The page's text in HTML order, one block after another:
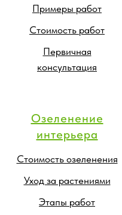
Примеры работ
Стоимость работ
Первичная
консультация
Озеленение
интерьера
Стоимость озеленения
Уход за растениями
Этапы работ